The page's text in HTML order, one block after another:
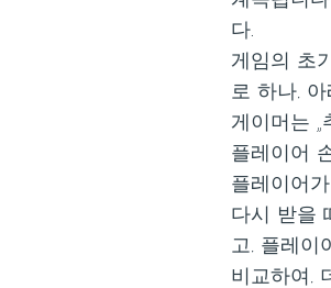
다.
게임의 초
로 하나,
게이머는
플레이어
플레이어
다시 받을
고, 플레이
비교하여,